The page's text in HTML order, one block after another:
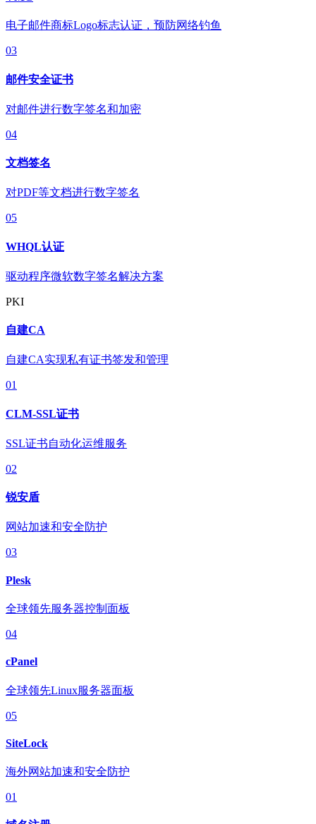
电子邮件商标Logo标志认证，预防网络钓鱼
03
邮件安全证书
对邮件进行数字签名和加密
04
文档签名
对PDF等文档进行数字签名
05
WHQL认证
驱动程序微软数字签名解决方案
PKI
自建CA
自建CA实现私有证书签发和管理
01
CLM-SSL证书
SSL证书自动化运维服务
02
锐安盾
网站加速和安全防护
03
Plesk
全球领先服务器控制面板
04
cPanel
全球领先Linux服务器面板
05
SiteLock
海外网站加速和安全防护
01